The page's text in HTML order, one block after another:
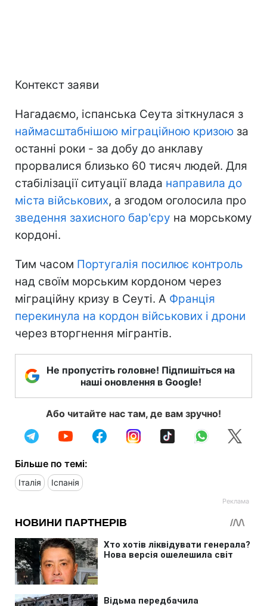
Контекст заяви
Нагадаємо, іспанська Сеута зіткнулася з
наймасштабнішою міграційною кризою за
останні роки - за добу до анклаву
прорвалися близько 60 тисяч людей. Для
стабілізації ситуації влада направила до
міста військових, а згодом оголосила про
зведення захисного бар'єру на морському
кордоні.
Тим часом Португалія посилює контроль
над своїм морським кордоном через
міграційну кризу в Сеуті. А Франція
перекинула на кордон військових і дрони
через вторгнення мігрантів.
Не пропустіть головне! Підпишіться на
наші оновлення в Google!
Або читайте нас там, де вам зручно!
Більше по темі:
Італія Іспанія